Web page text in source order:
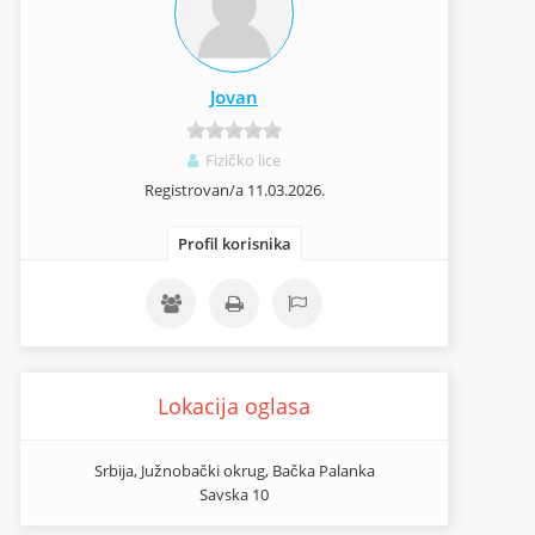
Jovan
Fizičko lice
Registrovan/a 11.03.2026.
Profil korisnika
Lokacija oglasa
Srbija, Južnobački okrug, Bačka Palanka
Savska 10